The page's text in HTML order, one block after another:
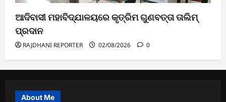
ଆଦିବାସୀ ମହାବିଦ୍ଯାଳୟରେ କୃତ୍ରିମ ଗୁଣବତ୍ତା ତାଲିମ୍
ପ୍ରଦାନ
RAJDHANI REPORTER 02/08/2026 0
About Me